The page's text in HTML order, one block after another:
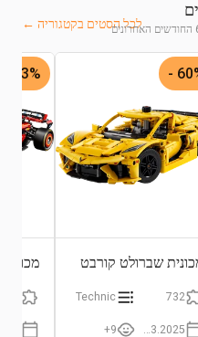
התחבר כדי לצפות בגרף מחירים מלא של 6 החודשים האחרוניםלכל הסטים בקטגוריה ←
שברולט קורבט
732
Technic
9+
53% -